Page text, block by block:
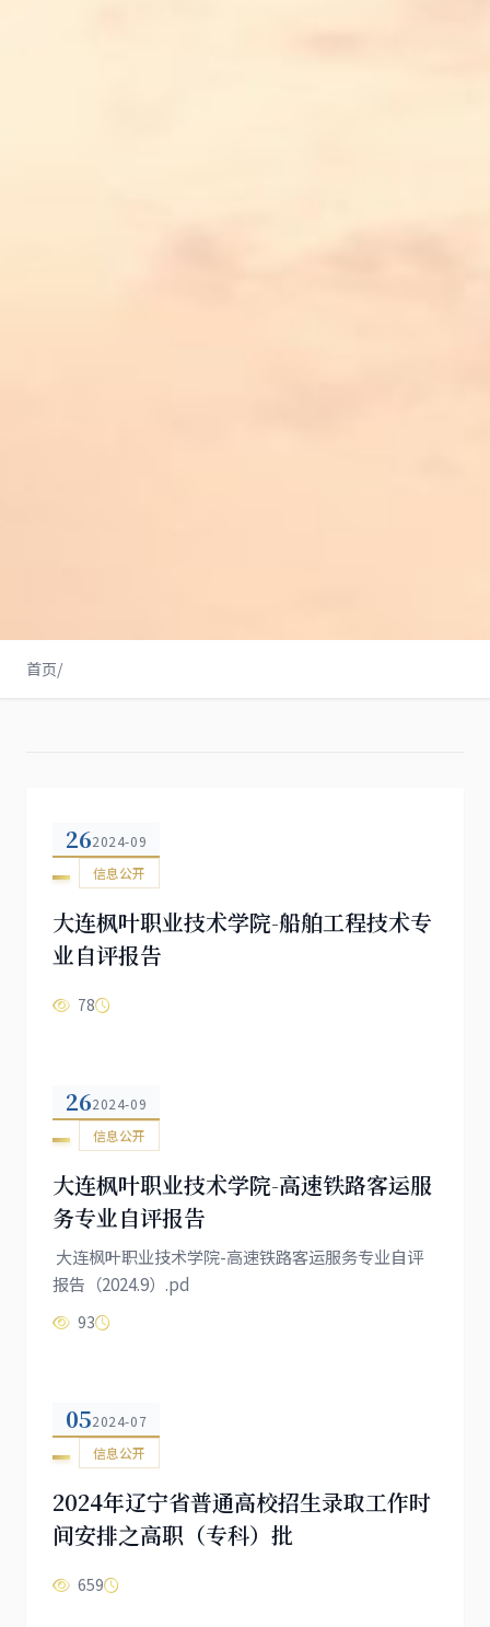
首页/
262024-09
信息公开
大连枫叶职业技术学院-船舶工程技术专
业自评报告
78
262024-09
信息公开
大连枫叶职业技术学院-高速铁路客运服
务专业自评报告
大连枫叶职业技术学院-高速铁路客运服务专业自评
报告（2024.9）.pd
93
052024-07
信息公开
2024年辽宁省普通高校招生录取工作时
间安排之高职（专科）批
659